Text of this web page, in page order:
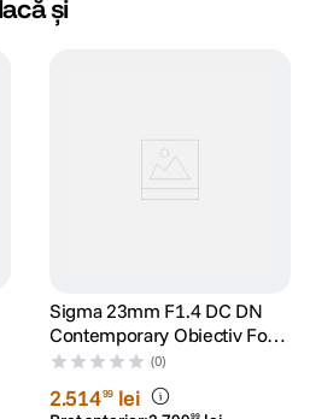
și
Sigma 23mm F1.4 DC DN
Contemporary Obiectiv Foto
Mirrorless Montura Sony E
(0)
2.51499 lei
99